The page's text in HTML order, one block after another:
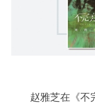
赵雅芝在《不完